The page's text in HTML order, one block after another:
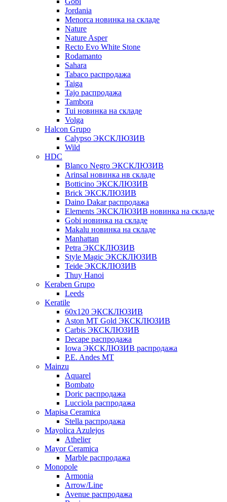
Jordania
Menorca новинка на складе
Nature
Nature Asper
Recto Evo White Stone
Rodamanto
Sahara
Tabaco распродажа
Taiga
Tajo распродажа
Tambora
Tui новинка на складе
Volga
Halcon Grupo
Calypso ЭКСКЛЮЗИВ
Wild
HDC
Blanco Negro ЭКСКЛЮЗИВ
Arinsal новинка нв складе
Botticino ЭКСКЛЮЗИВ
Brick ЭКСКЛЮЗИВ
Daino Dakar распродажа
Elements ЭКСКЛЮЗИВ новинка на складе
Gobi новинка на складе
Makalu новинка на складе
Manhattan
Petra ЭКСКЛЮЗИВ
Style Magic ЭКСКЛЮЗИВ
Teide ЭКСКЛЮЗИВ
Thuy Hanoi
Keraben Grupo
Leeds
Keratile
60х120 ЭКСКЛЮЗИВ
Aston MT Gold ЭКСКЛЮЗИВ
Carbis ЭКСКЛЮЗИВ
Decape распродажа
Iowa ЭКСКЛЮЗИВ распродажа
P.E. Andes MT
Mainzu
Aquarel
Bombato
Doric распродажа
Lucciola распродажа
Mapisa Ceramica
Stella распродажа
Mayolica Azulejos
Athelier
Mayor Ceramica
Marble распродажа
Monopole
Armonia
Arrow/Line
Avenue распродажа